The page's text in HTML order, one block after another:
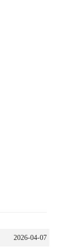
2026-04-07